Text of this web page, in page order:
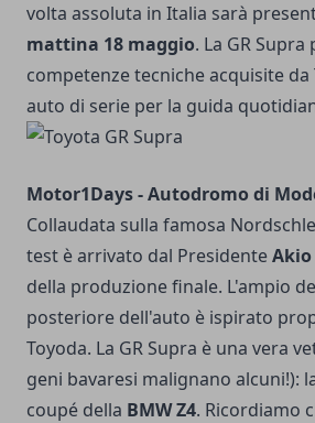
volta assoluta in Italia sarà
mattina 18 maggio. La GR
competenze tecniche acquisite
auto di serie per la guida
Motor1Days - Autodromo di
Collaudata sulla famosa
test è arrivato dal PresidenteAkio
della produzione finale. L'ampio
posteriore dell'auto è ispirato
Toyoda. La GR Supra è una vera
geni bavaresi malignano alcuni!):
coupé della BMW Z4. Ricordiamo